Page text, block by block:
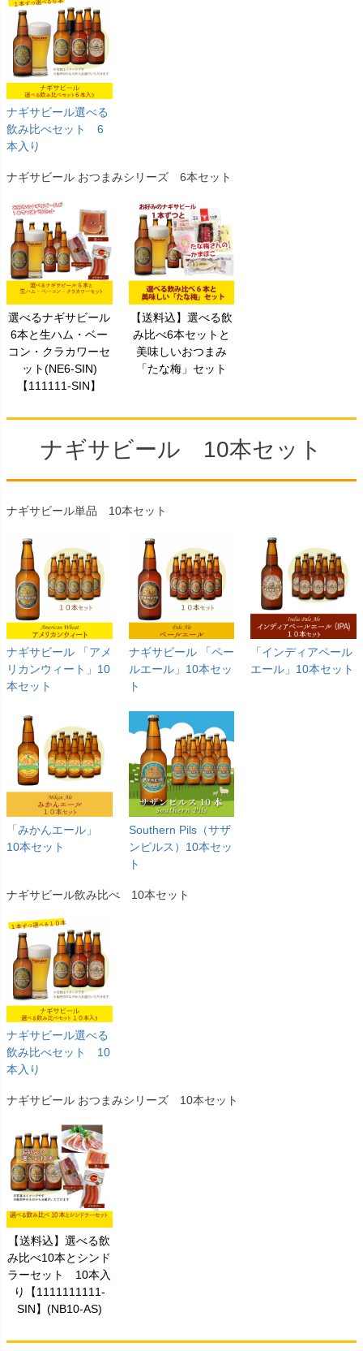
ナギサビール選べる
飲み比べセット 6
本入り
ナギサビール おつまみシリーズ 6本セット
選べるナギサビール
6本と生ハム・ベー
コン・クラカワーセ
ット(NE6-SIN)
【111111-SIN】
【送料込】選べる飲
み比べ6本セットと
美味しいおつまみ
「たな梅」セット
ナギサビール 10本セット
ナギサビール単品 10本セット
ナギサビール 「アメ
リカンウィート」10
本セット
ナギサビール 「ペー
ルエール」10本セッ
ト
「インディアペール
エール」10本セット
「みかんエール」
10本セット
Southern Pils（サザ
ンピルス）10本セッ
ト
ナギサビール飲み比べ 10本セット
ナギサビール選べる
飲み比べセット 10
本入り
ナギサビール おつまみシリーズ 10本セット
【送料込】選べる飲
み比べ10本とシンド
ラーセット 10本入
り【1111111111-
SIN】(NB10-AS)